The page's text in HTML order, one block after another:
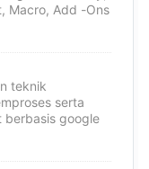
Macro, Add -Ons
teknik
serta
berbasis google